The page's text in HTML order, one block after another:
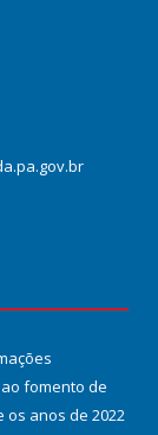
fomento de
os anos de 2022